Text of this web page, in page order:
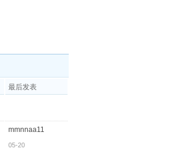
最后发表
mmnnaa11
05-20